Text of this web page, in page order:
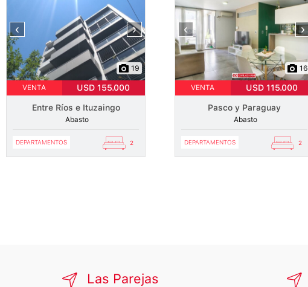
‹ ›
19
VENTA USD 155.000
Entre Ríos e Ituzaingo
Abasto
DEPARTAMENTOS 2
‹ ›
16
VENTA USD 115.000
Pasco y Paraguay
Abasto
DEPARTAMENTOS 2
Las Parejas